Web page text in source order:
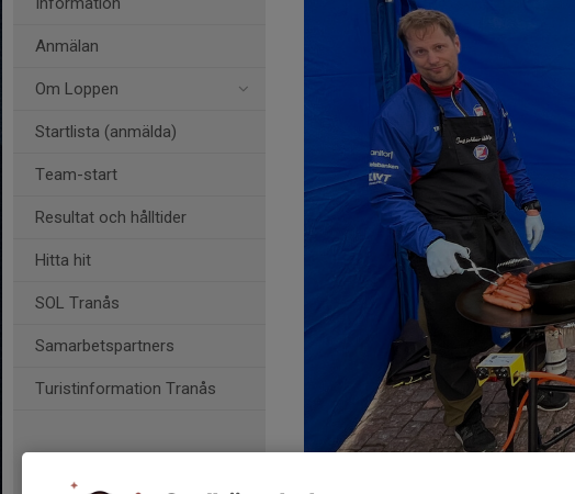
Anmälan
Om Loppen
Startlista (anmälda)
Team-start
Resultat och hålltider
Hitta hit
SOL Tranås
Samarbetspartners
Turistinformation Tranås